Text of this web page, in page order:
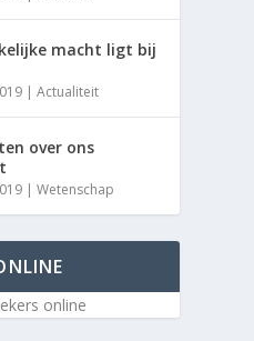
macht ligt bij
|Actualiteit
over ons
|Wetenschap
online